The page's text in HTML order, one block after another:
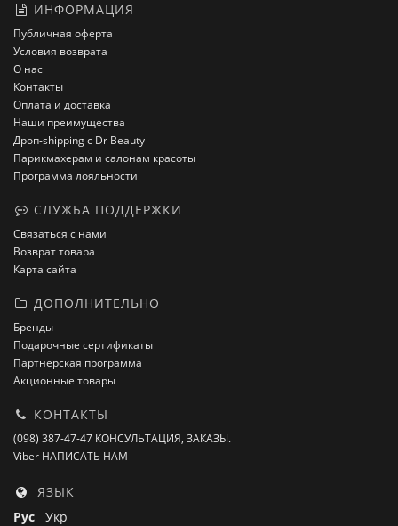
ИНФОРМАЦИЯ
Публичная оферта
Условия возврата
О нас
Контакты
Оплата и доставка
Наши преимущества
Дроп-shipping с Dr Beauty
Парикмахерам и салонам красоты
Программа лояльности
СЛУЖБА ПОДДЕРЖКИ
Связаться с нами
Возврат товара
Карта сайта
ДОПОЛНИТЕЛЬНО
Бренды
Подарочные сертификаты
Партнёрская программа
Акционные товары
КОНТАКТЫ
(098) 387-47-47 КОНСУЛЬТАЦИЯ, ЗАКАЗЫ.
Viber НАПИСАТЬ НАМ
ЯЗЫК
Рус Укр